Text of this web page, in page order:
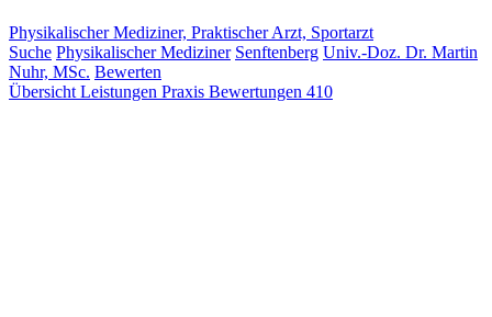
Physikalischer Mediziner, Praktischer Arzt, Sportarzt
Suche Physikalischer Mediziner Senftenberg Univ.-Doz. Dr. Martin
Nuhr, MSc. Bewerten
Übersicht Leistungen Praxis Bewertungen 410